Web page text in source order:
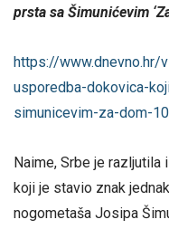
prsta sa Šimunićevim
https://
usporedba-dokovica-
simunicevim-za-dom-
Naime, Srbe je
koji je stavio znak
nogometaša Josipa